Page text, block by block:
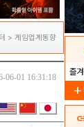
> 게임업계동향
06-01 16:31:18
즐
add